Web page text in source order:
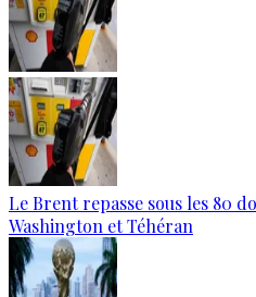
Le Brent repasse sous les 80
Washington et Téhéran